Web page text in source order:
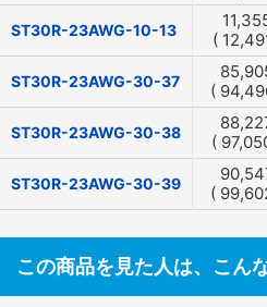
ST30R-23AWG-10-13
(
ST30R-23AWG-30-37
(
ST30R-23AWG-30-38
(
ST30R-23AWG-30-39
(
この商品を見た人は、こん